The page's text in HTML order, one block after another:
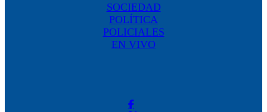
SOCIEDAD
POLÍTICA
POLICIALES
EN VIVO